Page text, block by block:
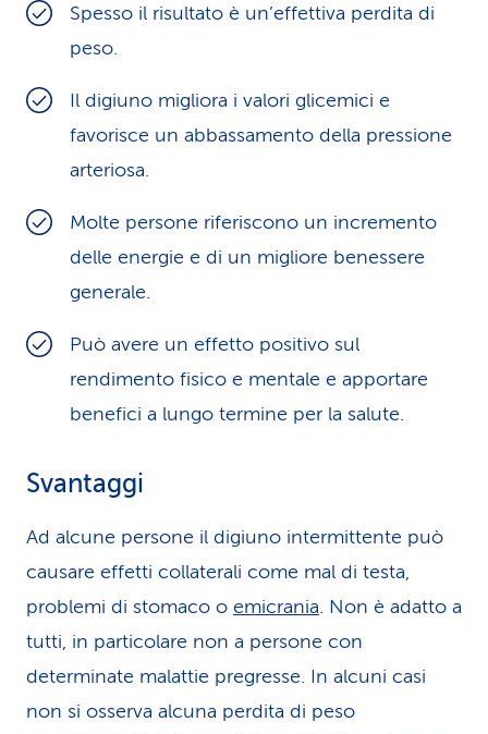
Spesso il risultato è un’effettiva perdita di
peso.
Il digiuno migliora i valori glicemici e
favorisce un abbassamento della pressione
arteriosa.
Molte persone riferiscono un incremento
delle energie e di un migliore benessere
generale.
Può avere un effetto positivo sul
rendimento fisico e mentale e apportare
benefici a lungo termine per la salute.
Svantaggi
Ad alcune persone il digiuno intermittente può
causare effetti collaterali come mal di testa,
problemi di stomaco o emicrania. Non è adatto a
tutti, in particolare non a persone con
determinate malattie pregresse. In alcuni casi
non si osserva alcuna perdita di peso